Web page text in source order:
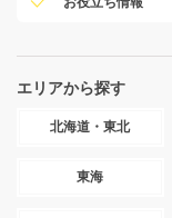
エリアから探す
北海道・東北
東海